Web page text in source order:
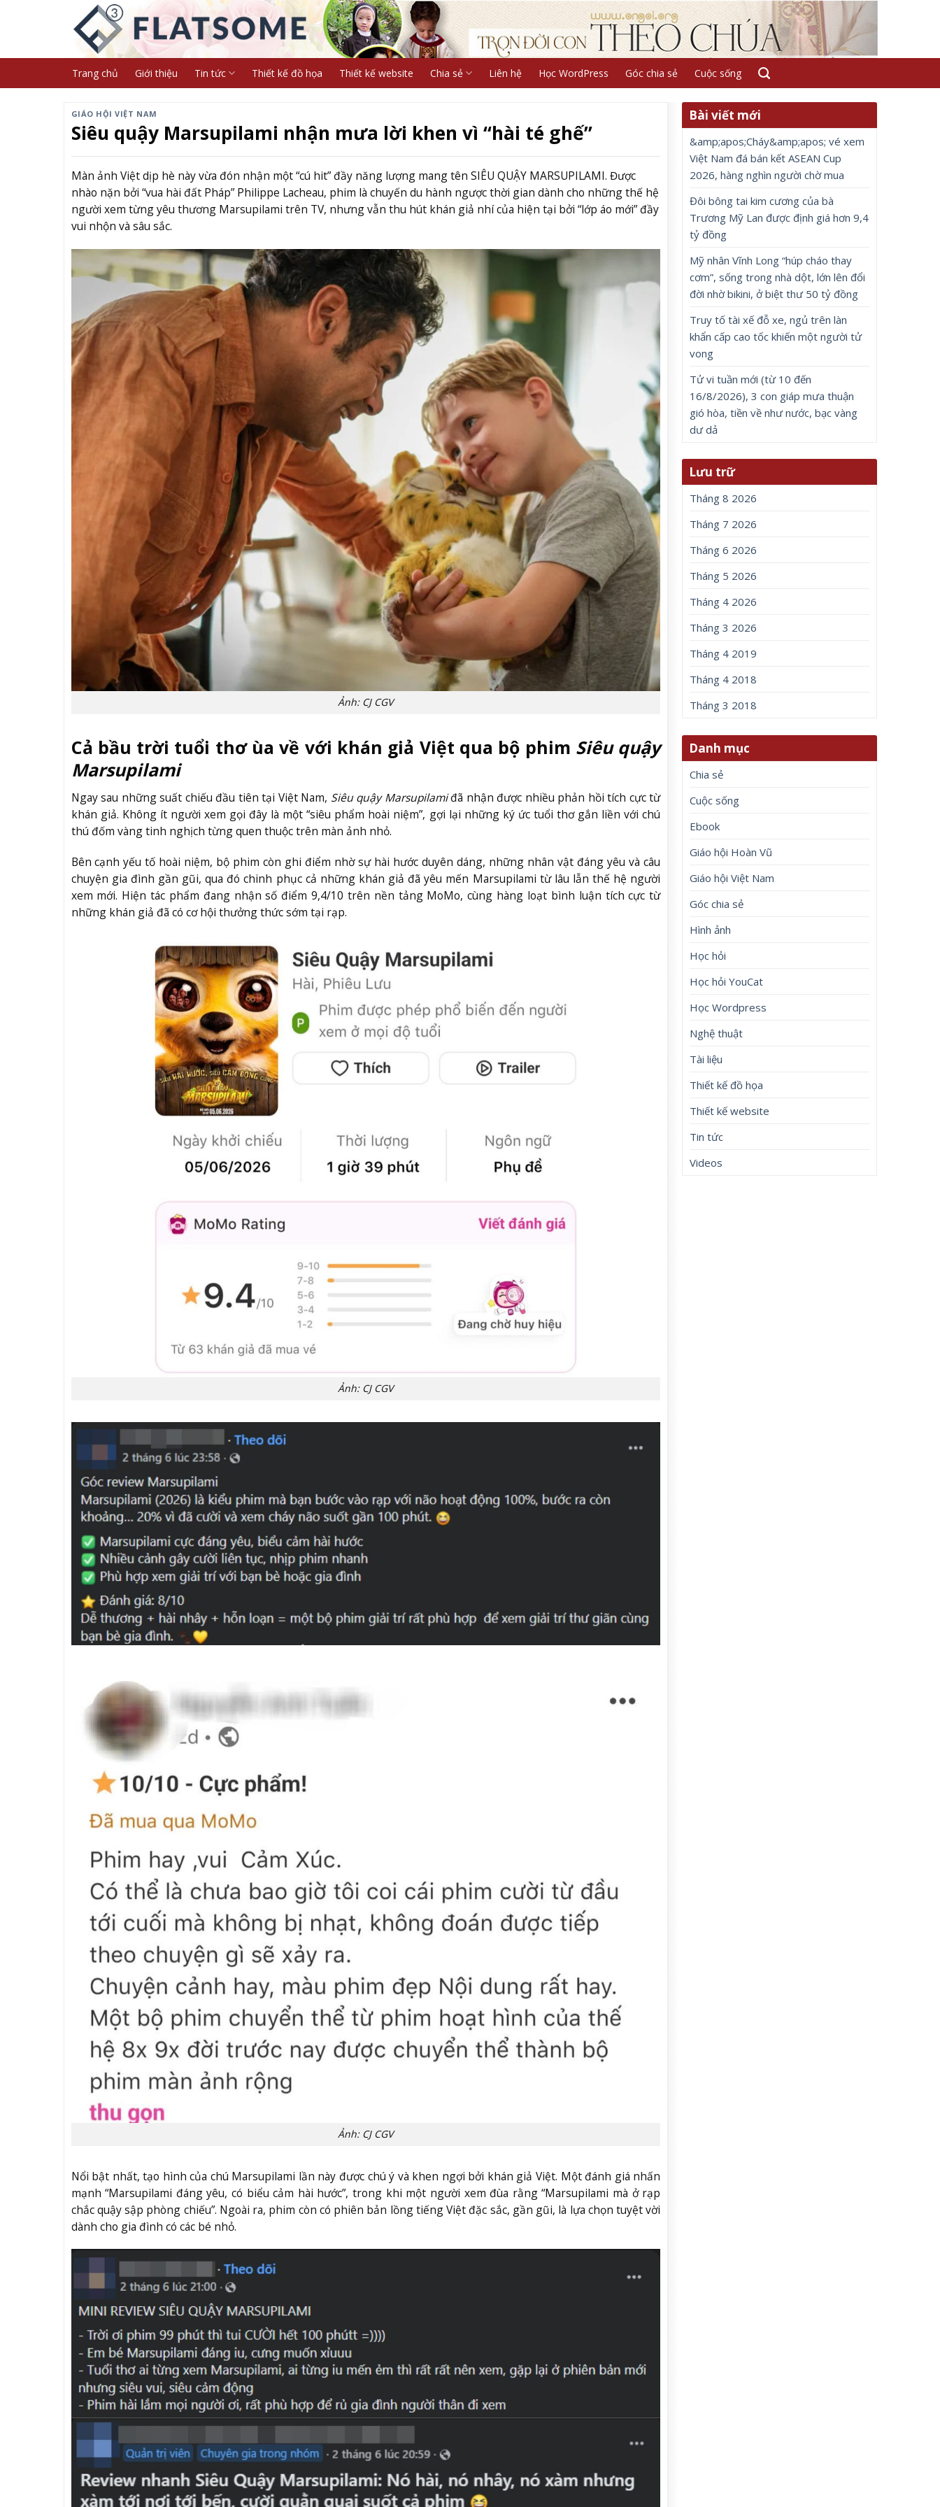
Trang chủ Giới thiệu Tin tức Thiết kế đồ họa Thiết kế website Chia sẻ Liên hệ Học WordPress Góc chia sẻ Cuộc sống
GIÁO HỘI VIỆT NAM
Siêu quậy Marsupilami nhận mưa lời khen vì “hài té ghế”
Màn ảnh Việt dịp hè này vừa đón nhận một “cú hit” đầy năng lượng mang tên SIÊU QUẬY MARSUPILAMI. Được
nhào nặn bởi “vua hài đất Pháp” Philippe Lacheau, phim là chuyến du hành ngược thời gian dành cho những thế hệ
người xem từng yêu thương Marsupilami trên TV, nhưng vẫn thu hút khán giả nhí của hiện tại bởi “lớp áo mới” đầy
vui nhộn và sâu sắc.
Ảnh: CJ CGV
Cả bầu trời tuổi thơ ùa về với khán giả Việt qua bộ phim Siêu quậy
Marsupilami
Ngay sau những suất chiếu đầu tiên tại Việt Nam, Siêu quậy Marsupilamiđã nhận được nhiều phản hồi tích cực từ
khán giả. Không ít người xem gọi đây là một “siêu phẩm hoài niệm”, gợi lại những ký ức tuổi thơ gắn liền với chú
thú đốm vàng tinh nghịch từng quen thuộc trên màn ảnh nhỏ.
Bên cạnh yếu tố hoài niệm, bộ phim còn ghi điểm nhờ sự hài hước duyên dáng, những nhân vật đáng yêu và câu
chuyện gia đình gần gũi, qua đó chinh phục cả những khán giả đã yêu mến Marsupilami từ lâu lẫn thế hệ người
xem mới. Hiện tác phẩm đang nhận số điểm 9,4/10 trên nền tảng MoMo, cùng hàng loạt bình luận tích cực từ
những khán giả đã có cơ hội thưởng thức sớm tại rạp.
Ảnh: CJ CGV
Ảnh: CJ CGV
Nổi bật nhất, tạo hình của chú Marsupilami lần này được chú ý và khen ngợi bởi khán giả Việt. Một đánh giá nhấn
mạnh “Marsupilami đáng yêu, có biểu cảm hài hước”, trong khi một người xem đùa rằng “Marsupilami mà ở rạp
chắc quậy sập phòng chiếu”. Ngoài ra, phim còn có phiên bản lồng tiếng Việt đặc sắc, gần gũi, là lựa chọn tuyệt vời
dành cho gia đình có các bé nhỏ.
Bài viết mới
&amp;apos;Cháy&amp;apos; vé xem
Việt Nam đá bán kết ASEAN Cup
2026, hàng nghìn người chờ mua
Đôi bông tai kim cương của bà
Trương Mỹ Lan được định giá hơn 9,4
tỷ đồng
Mỹ nhân Vĩnh Long “húp cháo thay
cơm”, sống trong nhà dột, lớn lên đổi
đời nhờ bikini, ở biệt thư 50 tỷ đồng
Truy tố tài xế đỗ xe, ngủ trên làn
khẩn cấp cao tốc khiến một người tử
vong
Tử vi tuần mới (từ 10 đến
16/8/2026), 3 con giáp mưa thuận
gió hòa, tiền về như nước, bạc vàng
dư dả
Lưu trữ
Tháng 8 2026
Tháng 7 2026
Tháng 6 2026
Tháng 5 2026
Tháng 4 2026
Tháng 3 2026
Tháng 4 2019
Tháng 4 2018
Tháng 3 2018
Danh mục
Chia sẻ
Cuộc sống
Ebook
Giáo hội Hoàn Vũ
Giáo hội Việt Nam
Góc chia sẻ
Hình ảnh
Học hỏi
Học hỏi YouCat
Học Wordpress
Nghệ thuật
Tài liệu
Thiết kế đồ họa
Thiết kế website
Tin tức
Videos